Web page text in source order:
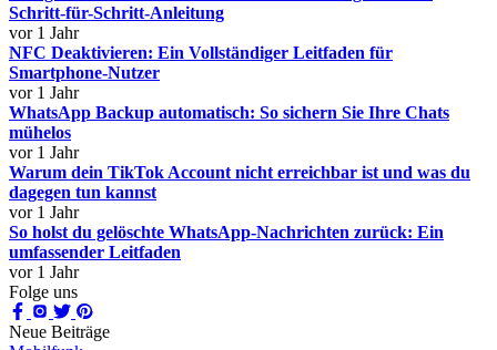
Schritt-für-Schritt-Anleitung
vor 1 Jahr
NFC Deaktivieren: Ein Vollständiger Leitfaden für
Smartphone-Nutzer
vor 1 Jahr
WhatsApp Backup automatisch: So sichern Sie Ihre Chats
mühelos
vor 1 Jahr
Warum dein TikTok Account nicht erreichbar ist und was du
dagegen tun kannst
vor 1 Jahr
So holst du gelöschte WhatsApp-Nachrichten zurück: Ein
umfassender Leitfaden
vor 1 Jahr
Folge uns
Neue Beiträge